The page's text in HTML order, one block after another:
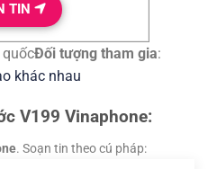
TIN
quốcĐối tượng tham gia:
khác nhau
V199 Vinaphone:
. Soạn tin theo cú pháp: